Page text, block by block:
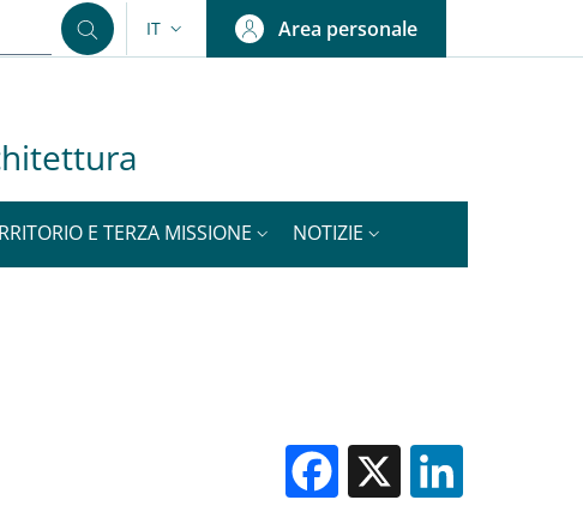
SELETTORE LINGUA: CURRENT LANGUAGE
IT Area personale
E TERZA MISSIONE NOTIZIE
Facebook
X